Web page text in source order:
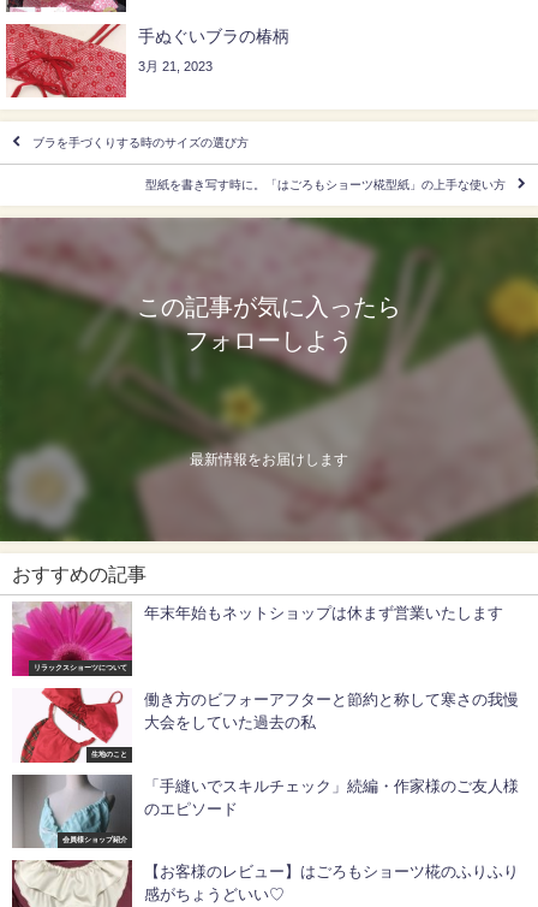
手ぬぐいブラの椿柄
3月 21, 2023
ブラを手づくりする時のサイズの選び方
型紙を書き写す時に。「はごろもショーツ椛型紙」の上手な使い方
この記事が気に入ったら
フォローしよう
最新情報をお届けします
おすすめの記事
リラックスショーツについて
年末年始もネットショップは休まず営業いたします
生地のこと
働き方のビフォーアフターと節約と称して寒さの我慢
大会をしていた過去の私
会員様ショップ紹介
「手縫いでスキルチェック」続編・作家様のご友人様
のエピソード
【お客様のレビュー】はごろもショーツ椛のふりふり
感がちょうどいい♡